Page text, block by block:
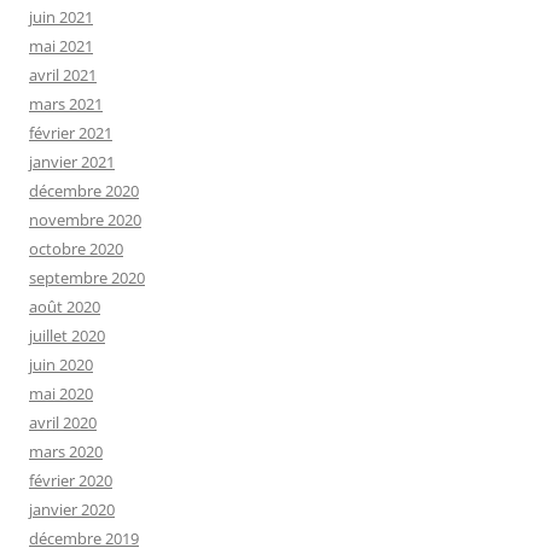
juin 2021
mai 2021
avril 2021
mars 2021
février 2021
janvier 2021
décembre 2020
novembre 2020
octobre 2020
septembre 2020
août 2020
juillet 2020
juin 2020
mai 2020
avril 2020
mars 2020
février 2020
janvier 2020
décembre 2019